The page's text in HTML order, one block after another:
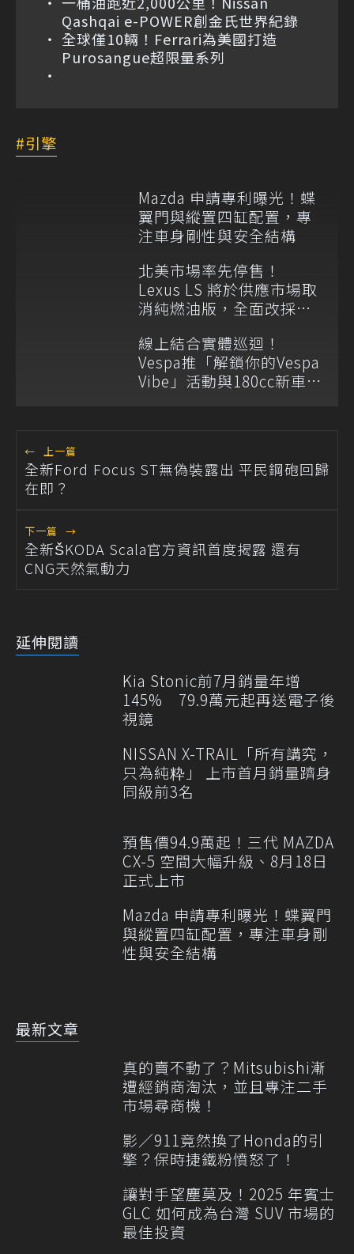
Qashqai e-POWER創金氏世界紀錄
全球僅10輛！Ferrari為美國打造
Purosangue超限量系列
引擎
Mazda 申請專利曝光！蝶
翼門與縱置四缸配置，專
注車身剛性與安全結構
北美市場率先停售！
Lexus LS 將於供應市場取
消純燃油版，全面改採單
線上結合實體巡迴！
Vespa推「解鎖你的Vespa
Vibe」活動與180cc新車全
← 上一篇
全新Ford Focus ST無偽裝露出 平民鋼砲回歸
在即？
下一篇 →
全新ŠKODA Scala官方資訊首度揭露 還有
CNG天然氣動力
延伸閱讀
Kia Stonic前7月銷量年增
145% 79.9萬元起再送電子後
視鏡
NISSAN X-TRAIL「所有講究，
只為純粋」 上市首月銷量躋身
同級前3名
預售價94.9萬起！三代 MAZDA
CX-5 空間大幅升級、8月18日
正式上市
Mazda 申請專利曝光！蝶翼門
與縱置四缸配置，專注車身剛
性與安全結構
最新文章
真的賣不動了？Mitsubishi漸
遭經銷商淘汰，並且專注二手
市場尋商機！
影／911竟然換了Honda的引
擎？保時捷鐵粉憤怒了！
讓對手望塵莫及！2025 年賓士
GLC 如何成為台灣 SUV 市場的
最佳投資